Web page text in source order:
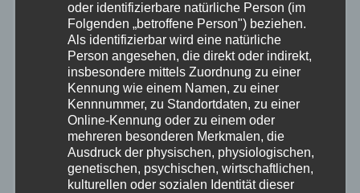
Rhein-Lahn
Veranstaltungen
Westerwald
oder identifizierbare natürliche Person (im
Folgenden „betroffene Person") beziehen.
Als identifizierbar wird eine natürliche
Person angesehen, die direkt oder indirekt,
insbesondere mittels Zuordnung zu einer
Kennung wie einem Namen, zu einer
Kennnummer, zu Standortdaten, zu einer
Online-Kennung oder zu einem oder
mehreren besonderen Merkmalen, die
Ausdruck der physischen, physiologischen,
genetischen, psychischen, wirtschaftlichen,
kulturellen oder sozialen Identität dieser